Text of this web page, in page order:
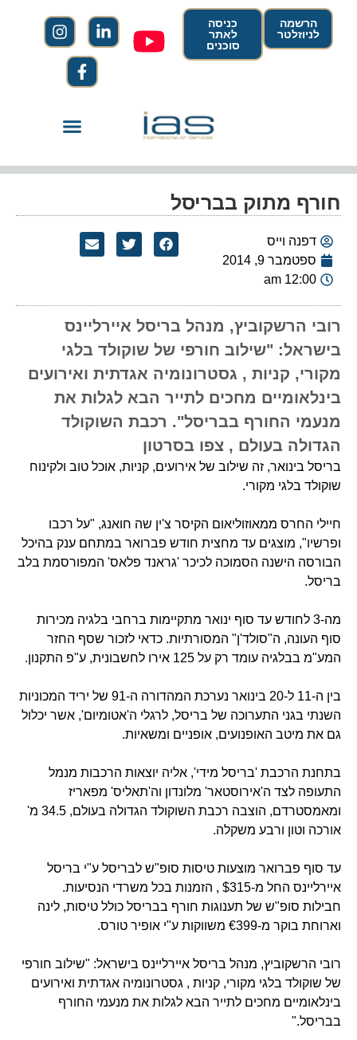
הרשמה
לניוזלטר
כניסה
לאתר
סוכנים
חורף מתוק בבריסל
דפנה וייס
ספטמבר 9, 2014
12:00 am
רובי הרשקוביץ, מנהל בריסל איירליינס
בישראל: "שילוב חורפי של שוקולד בלגי
מקורי, קניות , גסטרונומיה אגדתית ואירועים
בינלאומיים מחכים לתייר הבא לגלות את
מנעמי החורף בבריסל". רכבת השוקולד
הגדולה בעולם , צפו בסרטון
בריסל בינואר, זה שילוב של אירועים, קניות, אוכל טוב ולקינוח
שוקולד בלגי מקורי.
חיילי החרס ממאוזוליאום הקיסר צ'ין שה חואנג, "על רכבו
ופרשיו", מוצגים עד מחצית חודש פברואר במתחם ענק בהיכל
הבורסה הישנה הסמוכה לכיכר 'גראנד פלאס' המפורסמת בלב
בריסל.
מה-3 לחודש עד סוף ינואר מתקיימות ברחבי בלגיה מכירות
סוף העונה, ה"סולד'ן" המסורתיות. כדאי לזכור שסף החזר
המע"מ בבלגיה עומד רק על 125 אירו לחשבונית, ע"פ התקנון.
בין ה-11 ל-20 בינואר נערכת המהדורה ה-91 של יריד המכוניות
השנתי בגני התערוכה של בריסל, לרגלי ה'אטומיום', אשר יכלול
גם את מיטב האופנועים, אופניים ומשאיות.
בתחנת הרכבת 'בריסל מידי', אליה יוצאות הרכבות מנמל
התעופה לצד ה'אירוסטאר' מלונדון וה'תאליס' מפאריז
ומאמסטרדם, הוצבה רכבת השוקולד הגדולה בעולם, 34.5 מ'
אורכה וטון ורבע משקלה.
עד סוף פברואר מוצעות טיסות סופ"ש לבריסל ע"י בריסל
איירליינס החל מ-$315 , הזמנות בכל משרדי הנסיעות.
חבילות סופ"ש של תענוגות חורף בבריסל כולל טיסות, לינה
וארוחת בוקר מ-€399 משווקות ע"י אופיר טורס.
רובי הרשקוביץ, מנהל בריסל איירליינס בישראל: "שילוב חורפי
של שוקולד בלגי מקורי, קניות , גסטרונומיה אגדתית ואירועים
בינלאומיים מחכים לתייר הבא לגלות את מנעמי החורף
בבריסל."